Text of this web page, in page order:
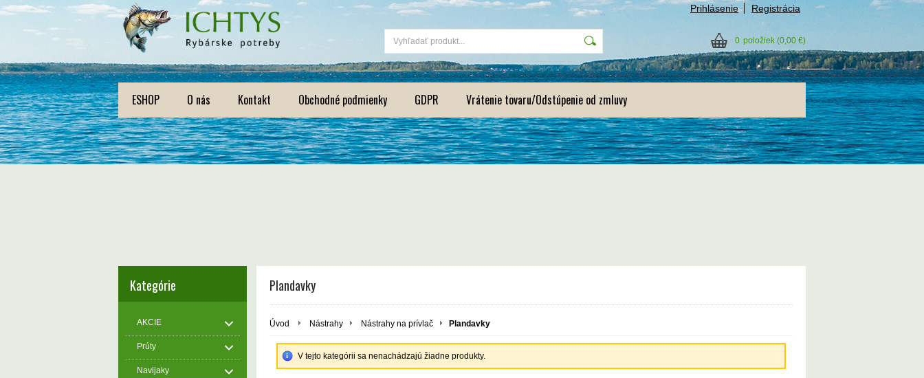
Prihlásenie Registrácia
0 položiek (0,00 €)
ESHOP O nás Kontakt Obchodné podmienky GDPR Vrátenie tovaru/Odstúpenie od zmluvy
Kategórie
AKCIE
Prúty
Navijaky
Plandavky
Úvod Nástrahy Nástrahy na prívlač Plandavky
V tejto kategórii sa nenachádzajú žiadne produkty.